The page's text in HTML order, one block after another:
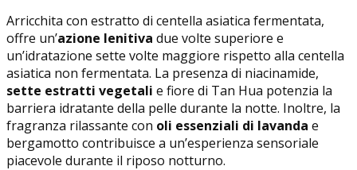
Arricchita con estratto di centella asiatica fermentata,
offre un’azione lenitiva due volte superiore e
un’idratazione sette volte maggiore rispetto alla centella
asiatica non fermentata. La presenza di niacinamide,
sette estratti vegetali e fiore di Tan Hua potenzia la
barriera idratante della pelle durante la notte. Inoltre, la
fragranza rilassante con oli essenziali di lavanda e
bergamotto contribuisce a un’esperienza sensoriale
piacevole durante il riposo notturno.